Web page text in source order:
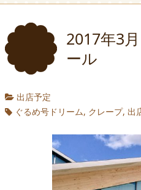
2017年3
ール
出店予定
ぐるめ号ドリーム, クレープ, 出